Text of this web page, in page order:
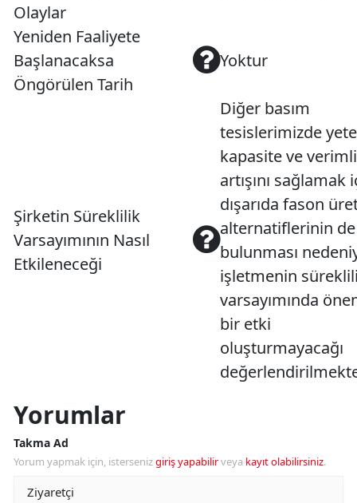
Olaylar
Yeniden Faaliyete
Başlanacaksa
Öngörülen Tarih
Yoktur
Şirketin Süreklilik
Varsayımının Nasıl
Etkileneceği
Diğer basım
tesislerimizde
kapasite ve
artışını sağlamak
dışarıda fason
alternatiflerinin de
bulunması
işletmenin
varsayımında
bir etki
oluşturmayacağı
Yorumlar
Takma Ad
Yorum yapmak için, istersenizgiriş yapabilirveya kayıt olabilirsiniz.